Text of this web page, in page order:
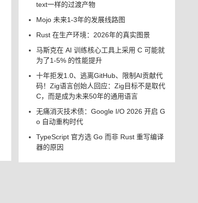
text一样的过渡产物
Mojo 未来1-3年的发展线路图
Rust 在生产环境：2026年的真实图景
马斯克在 AI 训练核心工具上采用 C 可能就
为了1-5% 的性能提升
十年拒发1.0、逃离GitHub、限制AI贡献代
码！Zig语言创始人回应：Zig目标不是取代
C，而是成为未来50年的通用语言
无痛消灭技术债：Google I/O 2026 开启 G
o 自动重构时代
TypeScript 官方选 Go 而非 Rust 重写编译
器的原因